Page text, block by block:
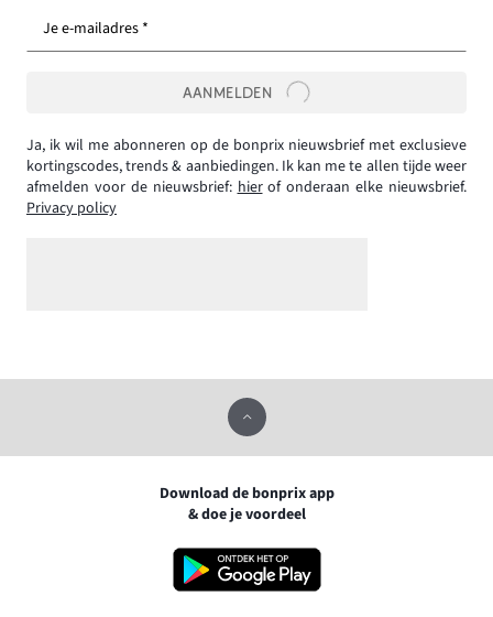
Je e-mailadres *
AANMELDEN
Ja, ik wil me abonneren op de bonprix nieuwsbrief met exclusieve
kortingscodes, trends & aanbiedingen. Ik kan me te allen tijde weer
afmelden voor de nieuwsbrief: hierof onderaan elke nieuwsbrief.
Privacy policy
Download de bonprix app
& doe je voordeel